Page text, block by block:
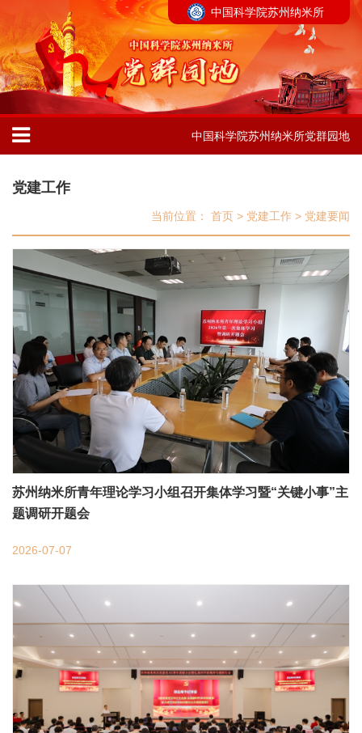
中国科学院苏州纳米所
中国科学院苏州纳米所党群园地
党建工作
当前位置： 首页 > 党建工作 > 党建要闻
苏州纳米所青年理论学习小组召开集体学习暨“关键小事”主
题调研开题会
2026-07-07